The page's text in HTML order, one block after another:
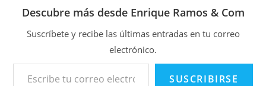
Descubre más desde Enrique Ramos & Com
Suscríbete y recibe las últimas entradas en tu correo
electrónico.
Escribe tu correo electrónico…
SUSCRIBIRSE